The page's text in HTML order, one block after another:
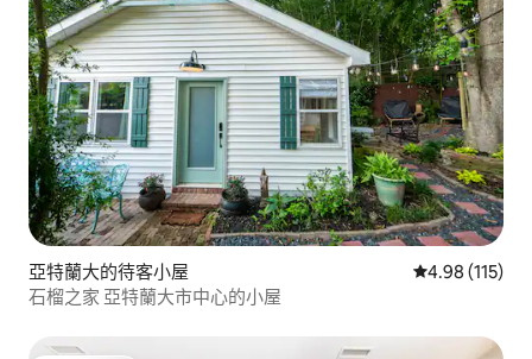
亞特蘭大的待客小屋 從 115 則評價
4.98 (115)
石榴之家 亞特蘭大市中心的小屋